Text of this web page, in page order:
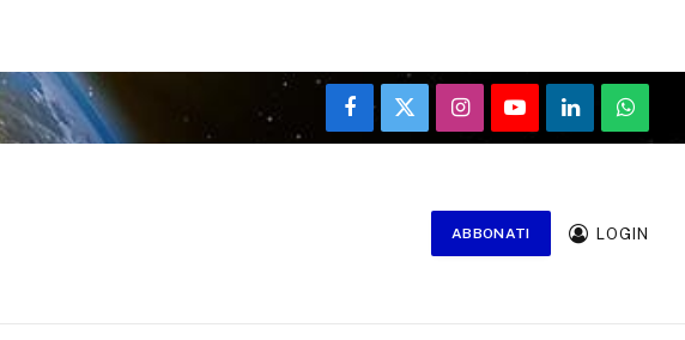
Facebook
X
(Twitter)
InstagramYouTubeLinkedIn
ABBONATI LOGIN